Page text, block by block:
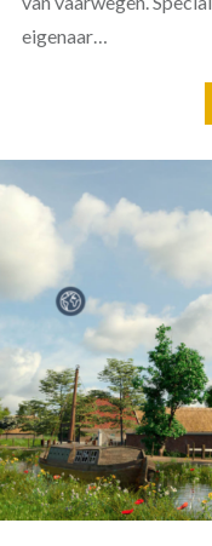
eigenaar…